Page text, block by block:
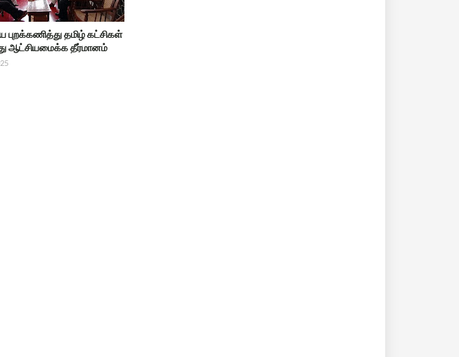
புறக்கணித்து தமிழ் கட்சிகள்
ஆட்சியமைக்க தீர்மானம்